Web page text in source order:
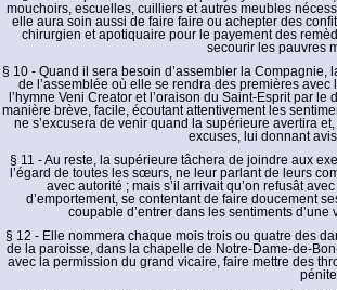
mouchoirs, escuelles, cuilliers et autres meubles
elle aura soin aussi de faire faire ou achepter des
chirurgien et apotiquaire pour le payement des
secourir les pauvres
§ 10 - Quand il sera besoin d’assembler la Compagnie,
de l’assemblée où elle se rendra des premières
l’hymne Veni Creator et l’oraison du Saint-Esprit par
manière brève, facile, écoutant attentivement les
ne s’excusera de venir quand la supérieure avertira
excuses, lui donnant
§ 11 - Au reste, la supérieure tâchera de joindre aux
l’égard de toutes les sœurs, ne leur parlant de leurs
avec autorité ; mais s’il arrivait qu’on refusât
d’emportement, se contentant de faire doucement
coupable d’entrer dans les sentiments
§ 12 - Elle nommera chaque mois trois ou quatre des
de la paroisse, dans la chapelle de Notre-Dame-de-
avec la permission du grand vicaire, faire mettre des